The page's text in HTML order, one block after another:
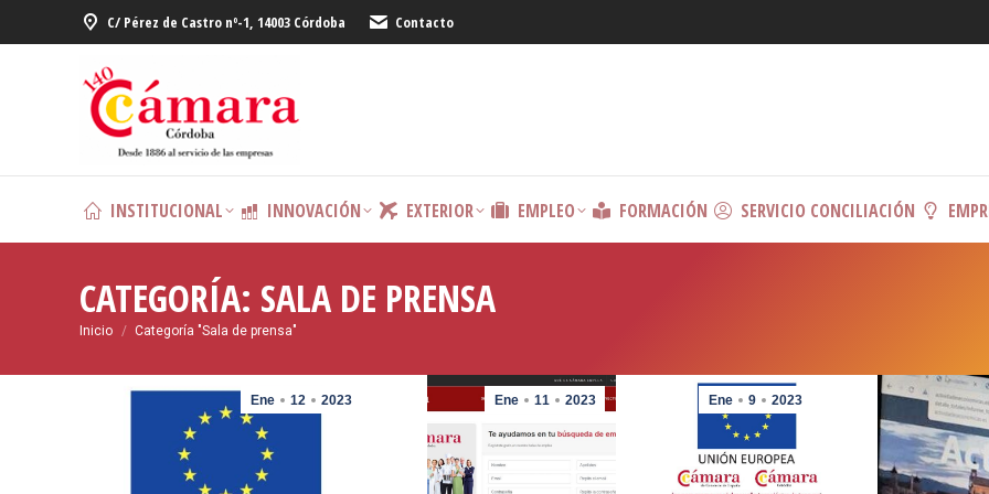
C/ Pérez de Castro nº-1, 14003 Córdoba Contacto
INSTITUCIONAL INNOVACIÓN EXTERIOR EMPLEO FORMACIÓN SERVICIO CONCILIACIÓN
CATEGORÍA: SALA DE PRENSA
Estás aquí:
Inicio Categoría "Sala de prensa"
Ene 12 2023 Ene 11 2023 Ene 9 2023